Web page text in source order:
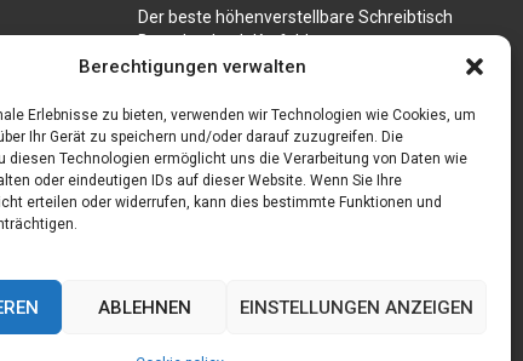
Berechtigungen verwalten
Erlebnisse zu bieten, verwenden wir Technologien wie Cookies, um
Ihr Gerät zu speichern und/oder darauf zuzugreifen. Die
diesen Technologien ermöglicht uns die Verarbeitung von Daten wie
oder eindeutigen IDs auf dieser Website. Wenn Sie Ihre
erteilen oder widerrufen, kann dies bestimmte Funktionen und
ABLEHNEN EINSTELLUNGEN ANZEIGEN
Der beste höhenverstellbare Schreibtisch
Branchenbuch Krefeld